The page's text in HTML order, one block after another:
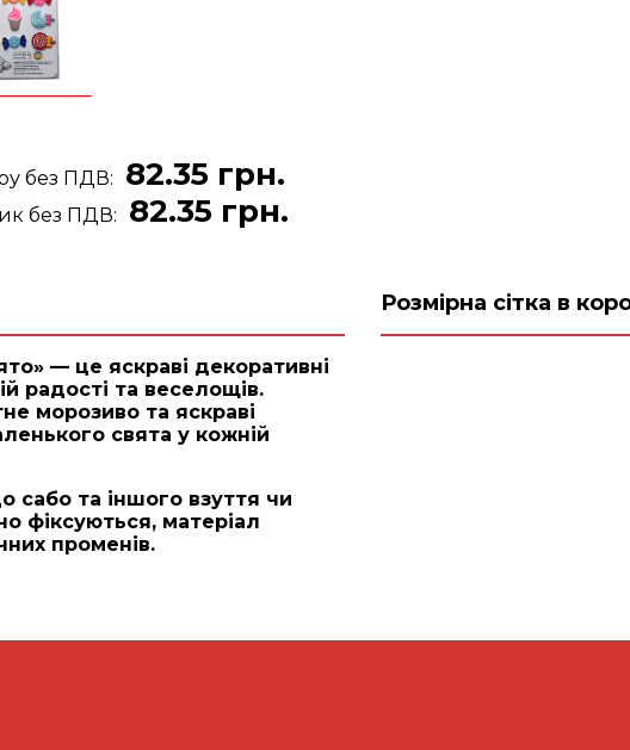
без ПДВ: 82.35 грн.
без ПДВ: 82.35 грн.
— це яскраві декоративні
радості та веселощів.
морозиво та яскраві
свята у кожній
сабо та іншого взуття чи
фіксуються, матеріал
променів.
Розмірна сітка в